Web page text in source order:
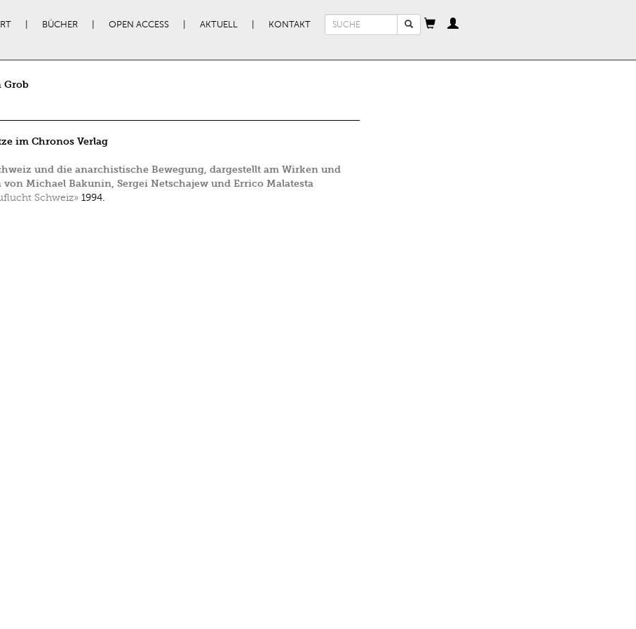
BÜCHER OPEN ACCESS AKTUELL KONTAKT
Suchformular
Grob
im Chronos Verlag
und die anarchistische Bewegung, dargestellt am Wirken und
von Michael Bakunin, Sergei Netschajew und Errico Malatesta
Schweiz» 1994.